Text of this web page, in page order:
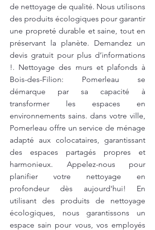
de nettoyage de qualité. Nous utilisons
des produits écologiques pour garantir
une propreté durable et saine, tout en
préservant la planète. Demandez un
devis gratuit pour plus d’informations
!. Nettoyage des murs et plafonds à
Bois-des-Filion: Pomerleau se
démarque par sa capacité à
transformer les espaces en
environnements sains. dans votre ville,
Pomerleau offre un service de ménage
adapté aux colocataires, garantissant
des espaces partagés propres et
harmonieux. Appelez-nous pour
planifier votre nettoyage en
profondeur dès aujourd'hui! En
utilisant des produits de nettoyage
écologiques, nous garantissons un
espace sain pour vous, vos employés